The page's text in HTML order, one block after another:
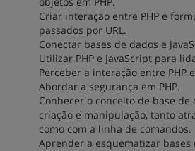
Criar interação entre PHP e
passados por URL.
Conectar bases de dados e
Utilizar PHP e JavaScript para
Perceber a interação entre PHP e
Abordar a segurança em PHP.
Conhecer o conceito de base de
criação e manipulação, tanto
como com a linha de comandos.
Aprender a esquematizar bases